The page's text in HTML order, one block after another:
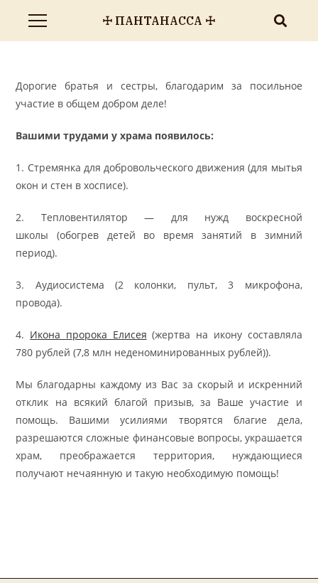
☩ ПАНТАНАССА ☩
Дорогие братья и сестры, благодарим за посильное
участие в общем добром деле!
Вашими трудами у храма появилось:
1. Стремянка для добровольческого движения (для мытья
окон и стен в хосписе).
2. Тепловентилятор — для нужд воскресной
школы (обогрев детей во время занятий в зимний
период).
3. Аудиосистема (2 колонки, пульт, 3 микрофона,
провода).
4. Икона пророка Елисея (жертва на икону составляла
780 рублей (7,8 млн неденоминированных рублей)).
Мы благодарны каждому из Вас за скорый и искренний
отклик на всякий благой призыв, за Ваше участие и
помощь. Вашими усилиями творятся благие дела,
разрешаются сложные финансовые вопросы, украшается
храм, преображается территория, нуждающиеся
получают нечаянную и такую необходимую помощь!